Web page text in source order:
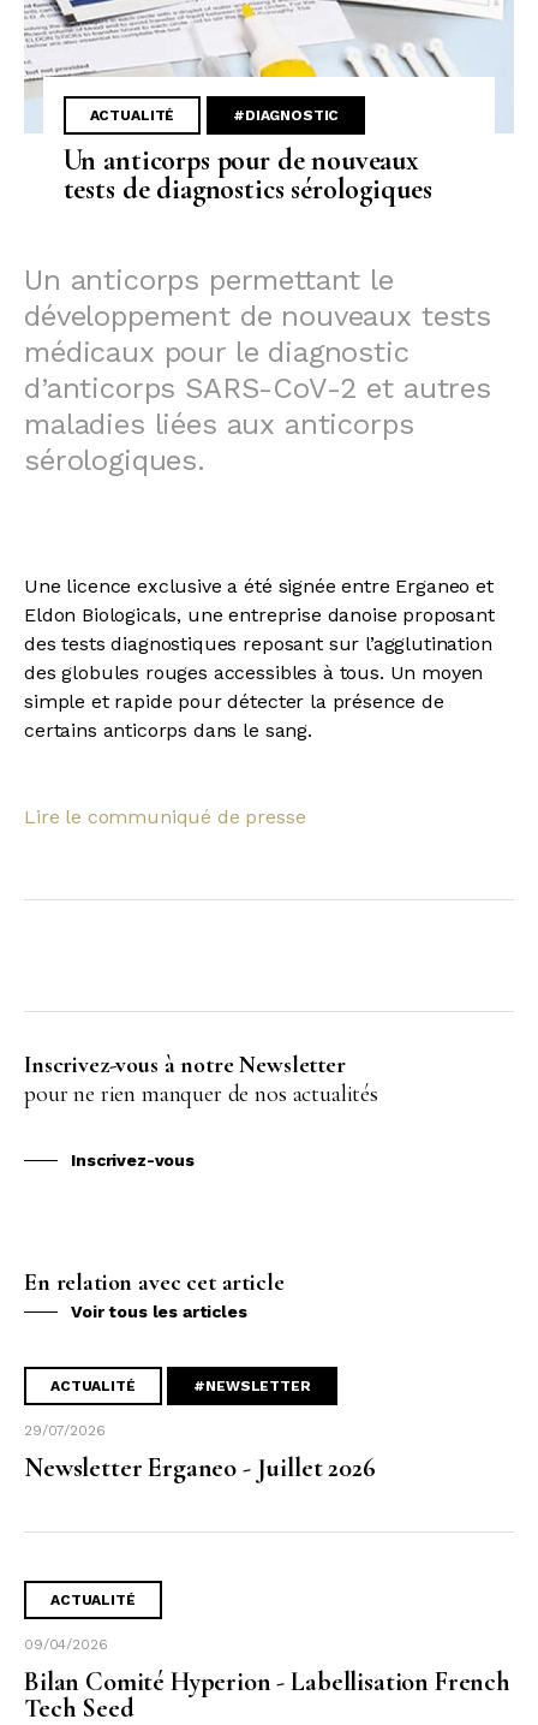
ACTUALITÉ #DIAGNOSTIC
Un anticorps pour de nouveaux
tests de diagnostics sérologiques
Un anticorps permettant le
développement de nouveaux tests
médicaux pour le diagnostic
d’anticorps SARS-CoV-2 et autres
maladies liées aux anticorps
sérologiques.
Une licence exclusive a été signée entre Erganeo et
Eldon Biologicals, une entreprise danoise proposant
des tests diagnostiques reposant sur l’agglutination
des globules rouges accessibles à tous. Un moyen
simple et rapide pour détecter la présence de
certains anticorps dans le sang.
Lire le communiqué de presse
Inscrivez-vous à notre Newsletter
pour ne rien manquer de nos actualités
Inscrivez-vous
En relation avec cet article
Voir tous les articles
ACTUALITÉ #NEWSLETTER
29/07/2026
Newsletter Erganeo - Juillet 2026
ACTUALITÉ
09/04/2026
Bilan Comité Hyperion - Labellisation French
Tech Seed